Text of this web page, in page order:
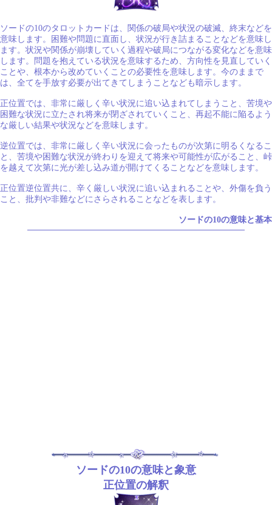
ソードの10のタロットカードは、関係の破局や状況の破滅、終末などを
意味します。困難や問題に直面し、状況が行き詰まることなどを意味し
ます。状況や関係が崩壊していく過程や破局につながる変化などを意味
します。問題を抱えている状況を意味するため、方向性を見直していく
ことや、根本から改めていくことの必要性を意味します。今のままで
は、全てを手放す必要が出てきてしまうことなども暗示します。
正位置では、非常に厳しく辛い状況に追い込まれてしまうこと、苦境や
困難な状況に立たされ将来が閉ざされていくこと、再起不能に陥るよう
な厳しい結果や状況などを意味します。
逆位置では、非常に厳しく辛い状況に会ったものが次第に明るくなるこ
と、苦境や困難な状況が終わりを迎えて将来や可能性が広がること、峠
を越えて次第に光が差し込み道が開けてくることなどを意味します。
正位置逆位置共に、辛く厳しい状況に追い込まれることや、外傷を負う
こと、批判や非難などにさらされることなどを表します。
ソードの10の意味と基本
ソードの10の意味と象意
正位置の解釈